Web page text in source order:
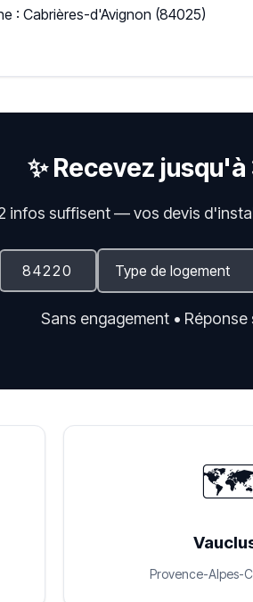
: Cabrières-d'Avignon (84025)
✨ Recevez
infos suffisent — vos devis
Sans engagement •
Provence-Alpes-